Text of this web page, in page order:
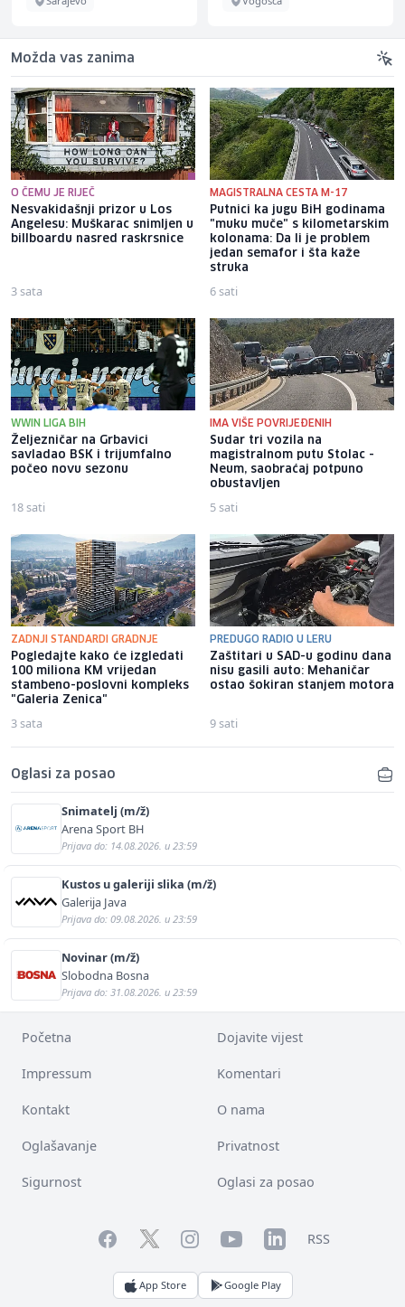
Možda vas zanima
O ČEMU JE RIJEČ
Nesvakidašnji prizor u Los
Angelesu: Muškarac snimljen u
billboardu nasred raskrsnice
3 sata
MAGISTRALNA CESTA M-17
Putnici ka jugu BiH godinama
"muku muče" s kilometarskim
kolonama: Da li je problem
jedan semafor i šta kaže
struka
6 sati
WWIN LIGA BIH
Željezničar na Grbavici
savladao BSK i trijumfalno
počeo novu sezonu
18 sati
IMA VIŠE POVRIJEĐENIH
Sudar tri vozila na
magistralnom putu Stolac -
Neum, saobraćaj potpuno
obustavljen
5 sati
ZADNJI STANDARDI GRADNJE
Pogledajte kako će izgledati
100 miliona KM vrijedan
stambeno-poslovni kompleks
"Galeria Zenica"
3 sata
PREDUGO RADIO U LERU
Zaštitari u SAD-u godinu dana
nisu gasili auto: Mehaničar
ostao šokiran stanjem motora
9 sati
Oglasi za posao
Snimatelj (m/ž)
Arena Sport BH
Prijava do: 14.08.2026. u 23:59
Kustos u galeriji slika (m/ž)
Galerija Java
Prijava do: 09.08.2026. u 23:59
Novinar (m/ž)
Slobodna Bosna
Prijava do: 31.08.2026. u 23:59
Početna Dojavite vijest
Impressum Komentari
Kontakt O nama
Oglašavanje Privatnost
Sigurnost Oglasi za posao
FacebookTwitterInstagramYouTubeLinkedInRSS
App Store Google Play